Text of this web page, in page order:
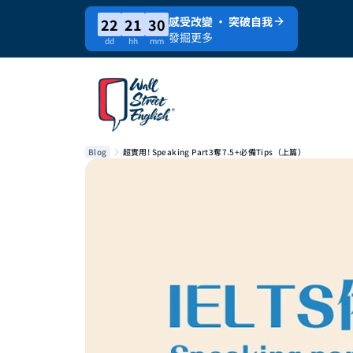
22
dd
21
hh
30
mm
感受改變 · 突破自我
發掘更多
Blog 超實用! Speaking Part3奪7.5+必備Tips（上篇）